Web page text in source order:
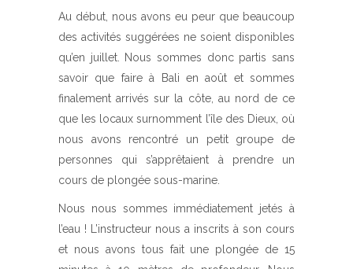
Au début, nous avons eu peur que beaucoup
des activités suggérées ne soient disponibles
qu’en juillet. Nous sommes donc partis sans
savoir que faire à Bali en août et sommes
finalement arrivés sur la côte, au nord de ce
que les locaux surnomment l’île des Dieux, où
nous avons rencontré un petit groupe de
personnes qui s’apprêtaient à prendre un
cours de plongée sous-marine.
Nous nous sommes immédiatement jetés à
l’eau ! L’instructeur nous a inscrits à son cours
et nous avons tous fait une plongée de 15